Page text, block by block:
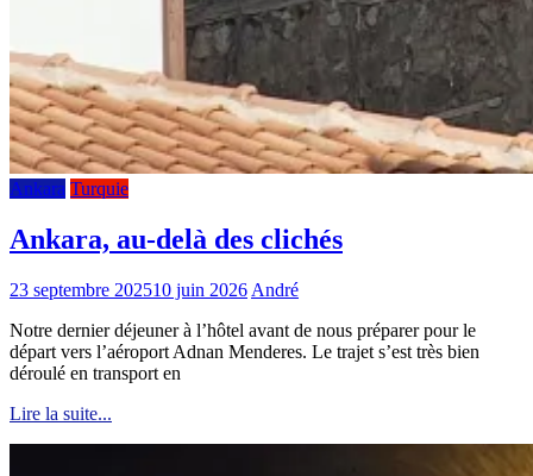
Ankara Turquie
Ankara, au-delà des clichés
23 septembre 202510 juin 2026 André
Notre dernier déjeuner à l’hôtel avant de nous préparer pour le
départ vers l’aéroport Adnan Menderes. Le trajet s’est très bien
déroulé en transport en
Lire la suite...